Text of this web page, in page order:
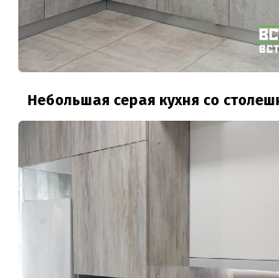
Небольшая серая кухня со